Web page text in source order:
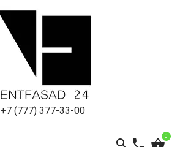
+7 (777) 377-33-00
0